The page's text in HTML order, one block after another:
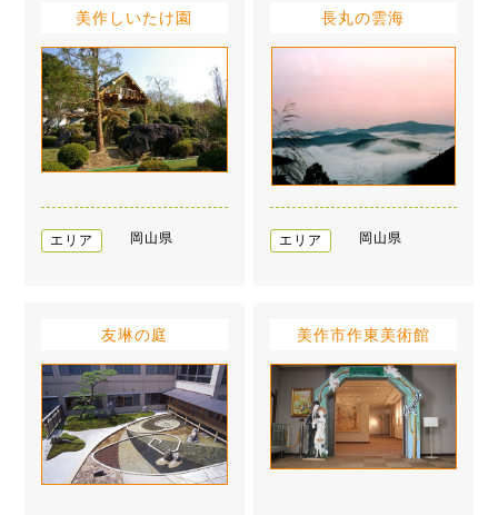
美作しいたけ園
エリア 岡山県
長丸の雲海
エリア 岡山県
友琳の庭 美作市作東美術館